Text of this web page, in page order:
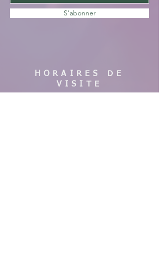
S'abonner
HORAIRES DE
VISITE